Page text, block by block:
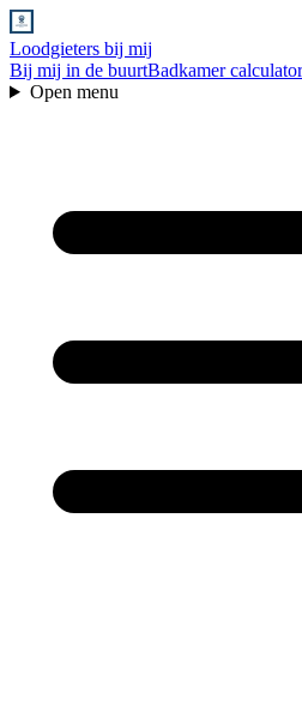
Loodgieters bij mij
Bij mij in de buurtBadkamer calculator
Open menu